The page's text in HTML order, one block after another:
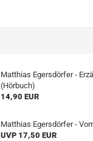
Matthias Egersdörfer -
(Hörbuch)
14,90 EUR
Matthias Egersdörfer -
UVP 17,50 EUR